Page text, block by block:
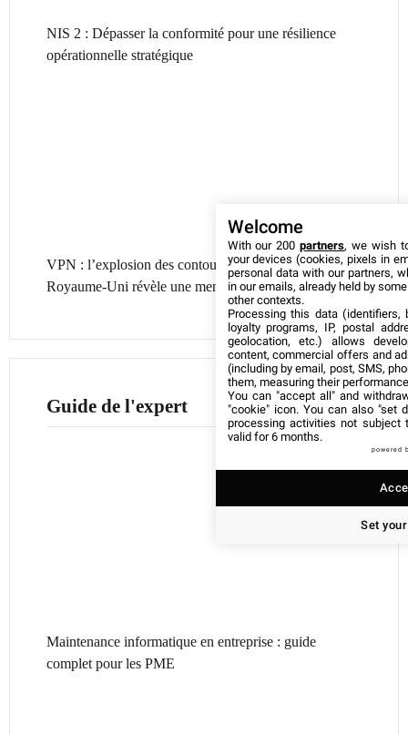
NIS 2 : Dépasser la conformité pour une résilience
opérationnelle stratégique
VPN : l’explosion des contournements d’âge au
Royaume-Uni révèle une menace cyber croissante
Guide de l'expert
Maintenance informatique en entreprise : guide
complet pour les PME
Welcome
With our 200partners, we wish
your devices (cookies, pixels in
personal data with our partners,
in our emails, already held by
other contexts.
Processing this data (identifiers,
loyalty programs, IP, postal
geolocation, etc.) allows
content, commercial offers and
(including by email, post, SMS,
them, measuring their
You can "accept all" and
"cookie" icon. You can also "set
processing activities not subject
valid for 6 months.
powered
Set